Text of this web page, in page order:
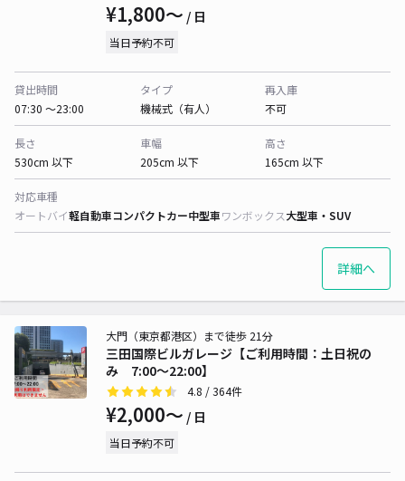
¥1,800〜 / 日
当日予約不可
貸出時間
07:30 〜23:00
タイプ
機械式（有人）
再入庫
不可
長さ
530cm 以下
車幅
205cm 以下
高さ
165cm 以下
対応車種
オートバイ軽自動車コンパクトカー中型車ワンボックス大型車・SUV
詳細へ
三田国際ビルガレージ【ご利用時間：土日祝の
み 7:00～22:00】
大門（東京都港区）まで徒歩 21分
4.8 / 364件
¥2,000〜 / 日
当日予約不可